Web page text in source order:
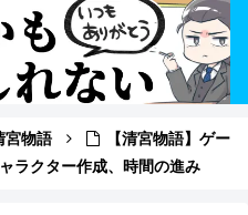
宮物語
【清宮物語】ゲー
ラクター作成、時間の進み